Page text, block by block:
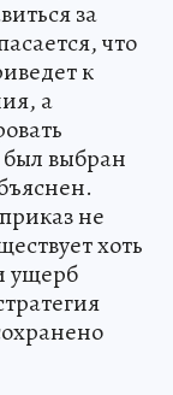
за
что
к
а
выбран
не
хоть
ущерб